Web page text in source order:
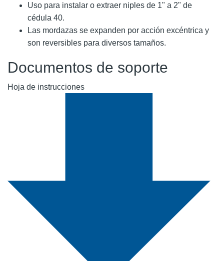
Uso para instalar o extraer niples de 1" a 2" de
cédula 40.
Las mordazas se expanden por acción excéntrica y
son reversibles para diversos tamaños.
Documentos de soporte
Hoja de instrucciones